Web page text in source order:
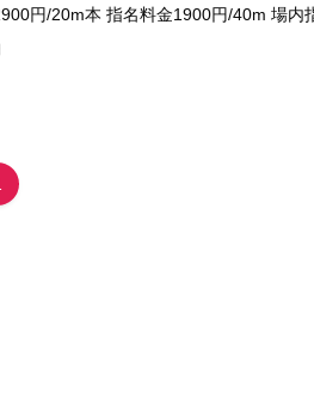
円/20m本 指名料金1900円/40m 場内